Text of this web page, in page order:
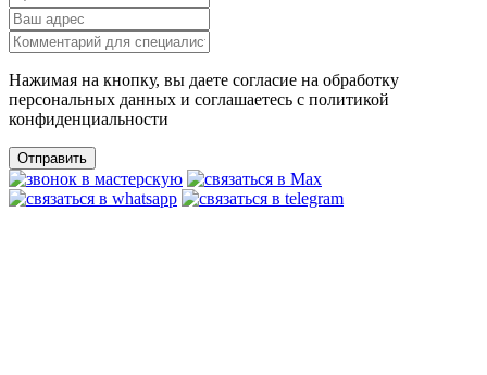
Нажимая на кнопку, вы даете согласие на обработку
персональных данных и соглашаетесь c политикой
конфиденциальности
Отправить